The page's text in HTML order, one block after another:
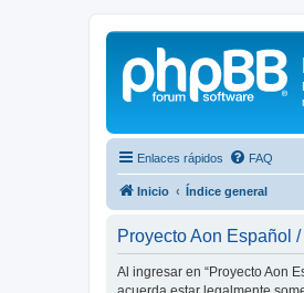
Enlaces rápidos FAQ
Inicio Índice general
Proyecto Aon Español
Al ingresar en “Proyecto Aon